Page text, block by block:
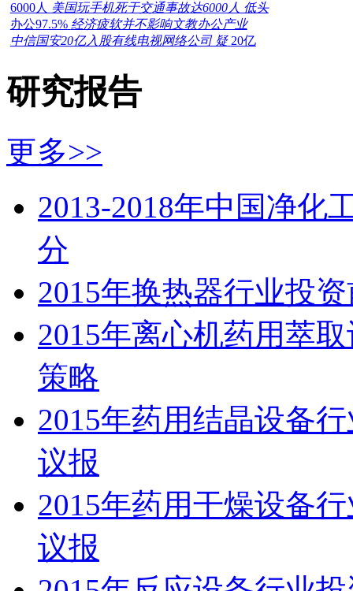
6000人 美国玩手机死于交通事故达6000人 低头
办公97.5% 经济疲软并不影响文教办公产业
中信国安20亿入股有线电视网络公司 疑 20亿
研究报告
更多>>
2013-2018年中国净化
分
2015年换热器行业投
2015年离心机药用萃
策略
2015年药用结晶设备
议报
2015年药用干燥设备
议报